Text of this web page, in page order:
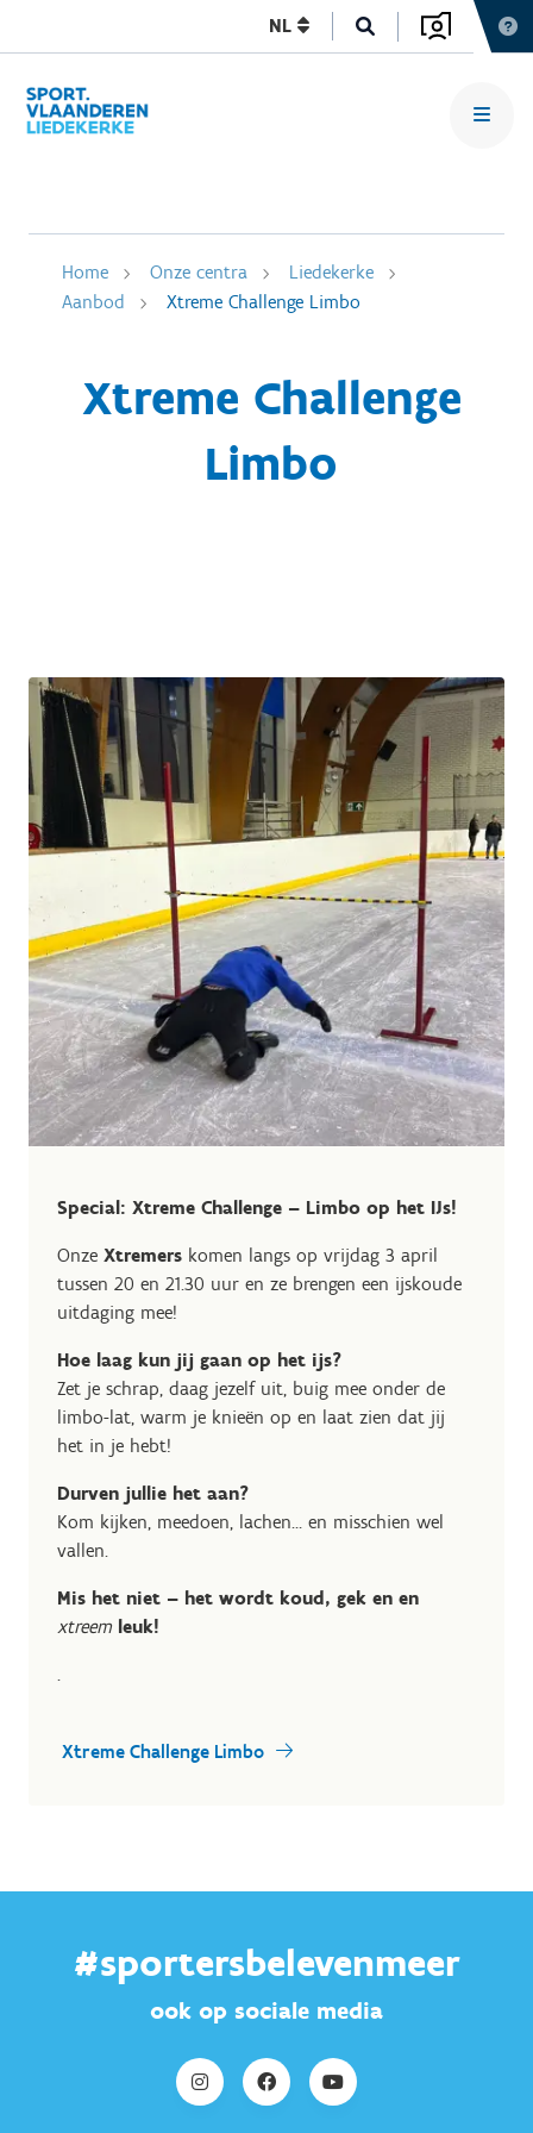
NL
Home Onze centra
Liedekerke
Aanbod
Xtreme Challenge Limbo
Xtreme Challenge
Limbo
Special: Xtreme Challenge – Limbo op het IJs!
Onze Xtremers komen langs op vrijdag 3 april
tussen 20 en 21.30 uur en ze brengen een ijskoude
uitdaging mee!
Hoe laag kun jij gaan op het ijs?
Zet je schrap, daag jezelf uit, buig mee onder de
limbo-lat, warm je knieën op en laat zien dat jij
het in je hebt!
Durven jullie het aan?
Kom kijken, meedoen, lachen… en misschien wel
vallen.
Mis het niet – het wordt koud, gek en en
xtreemleuk!
.
Xtreme Challenge Limbo
#sportersbelevenmeer
ook op sociale media